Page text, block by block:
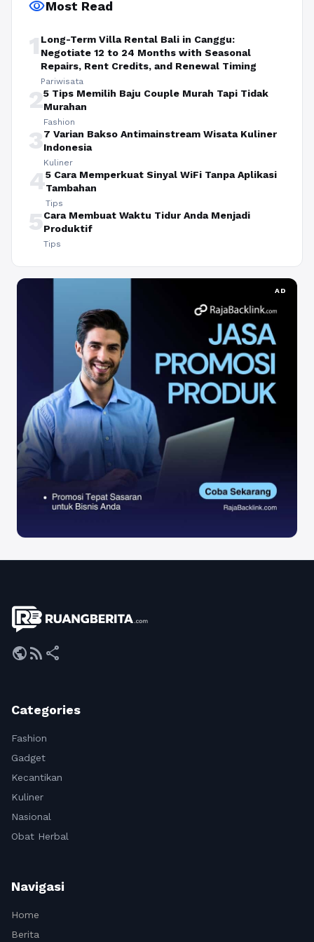
visibilityMost Read
1 Long-Term Villa Rental Bali in Canggu:
Negotiate 12 to 24 Months with Seasonal
Repairs, Rent Credits, and Renewal Timing
Pariwisata
25 Tips Memilih Baju Couple Murah Tapi Tidak
Murahan
Fashion
37 Varian Bakso Antimainstream Wisata Kuliner
Indonesia
Kuliner
45 Cara Memperkuat Sinyal WiFi Tanpa Aplikasi
Tambahan
Tips
5Cara Membuat Waktu Tidur Anda Menjadi
Produktif
Tips
AD
publicrss_feed share
Categories
Fashion
Gadget
Kecantikan
Kuliner
Nasional
Obat Herbal
Navigasi
Home
Berita